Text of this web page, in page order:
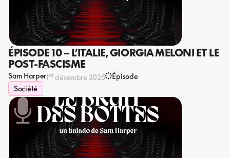
ÉPISODE 10 – L’ITALIE, GIORGIA MELONI ET LE
POST-FASCISME
Sam Harper1erdécembre 2025
Épisode
Société